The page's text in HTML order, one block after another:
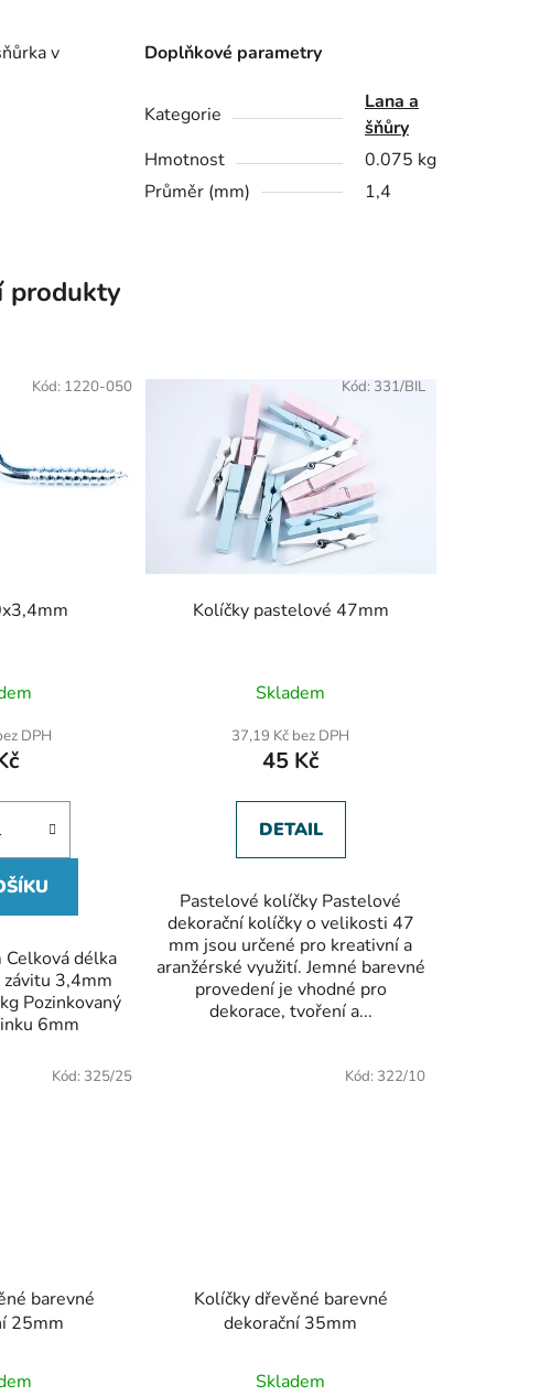
v
Doplňkové parametry
Kategorie
Lana a
šňůry
Hmotnost
0.075 kg
Průměr (mm)
1,4
produkty
DPH
Celková délka
3,4mm
Pozinkovaný
6mm
Kód: 1220-050
Kolíčky pastelové 47mm
hodnocení
je
5,0
5
hvězdiček.
Skladem
37,19 Kč bez DPH
45 Kč
DETAIL
Pastelové kolíčky Pastelové
dekorační kolíčky o velikosti 47
mm jsou určené pro kreativní a
aranžérské využití. Jemné barevné
provedení je vhodné pro
dekorace, tvoření a...
Kód: 331/BIL
barevné
25mm
Kód: 325/25
Kolíčky dřevěné barevné
dekorační 35mm
Skladem
Kód: 322/10